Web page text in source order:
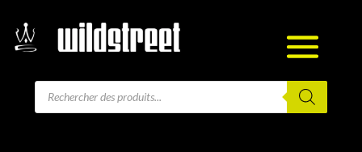
Recherche